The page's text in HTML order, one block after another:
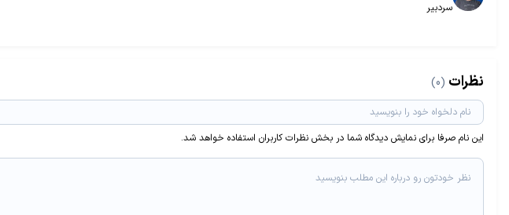
سردبیر
نظرات (0)
این نام صرفا برای نمایش دیدگاه شما در بخش نظرات کاربران استفاده خواهد شد.